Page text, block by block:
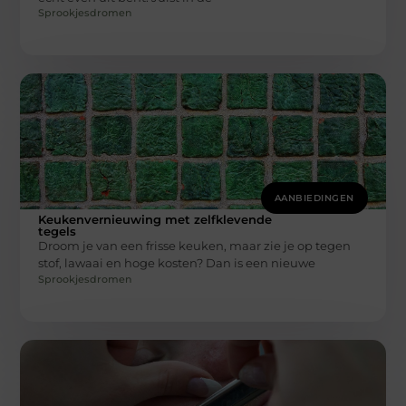
Sprookjesdromen
AANBIEDINGEN
Keukenvernieuwing met zelfklevende
tegels
Droom je van een frisse keuken, maar zie je op tegen
stof, lawaai en hoge kosten? Dan is een nieuwe
Sprookjesdromen